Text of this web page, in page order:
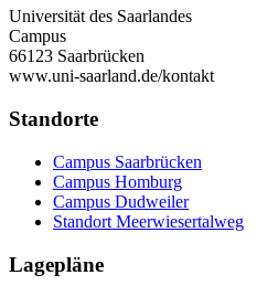
Universität des Saarlandes
Campus
66123 Saarbrücken
www.uni-saarland.de/kontakt
Standorte
Campus Saarbrücken
Campus Homburg
Campus Dudweiler
Standort Meerwiesertalweg
Lagepläne